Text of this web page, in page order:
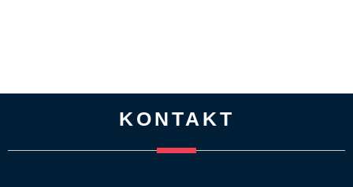
KONTAKT